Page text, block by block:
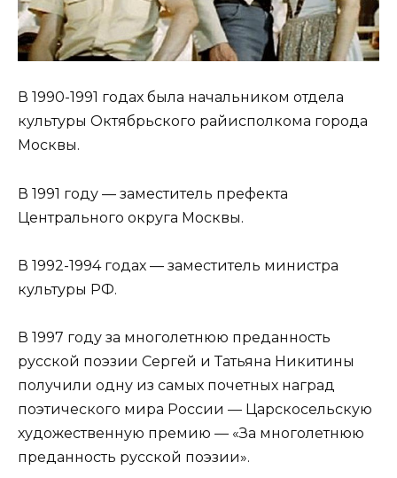
В 1990-1991 годах была начальником отдела
культуры Октябрьского райисполкома города
Москвы.
В 1991 году — заместитель префекта
Центрального округа Москвы.
В 1992-1994 годах — заместитель министра
культуры РФ.
В 1997 году за многолетнюю преданность
русской поэзии Сергей и Татьяна Никитины
получили одну из самых почетных наград
поэтического мира России — Царскосельскую
художественную премию — «За многолетнюю
преданность русской поэзии».